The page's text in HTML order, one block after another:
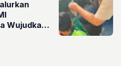
Wujudkan
Program